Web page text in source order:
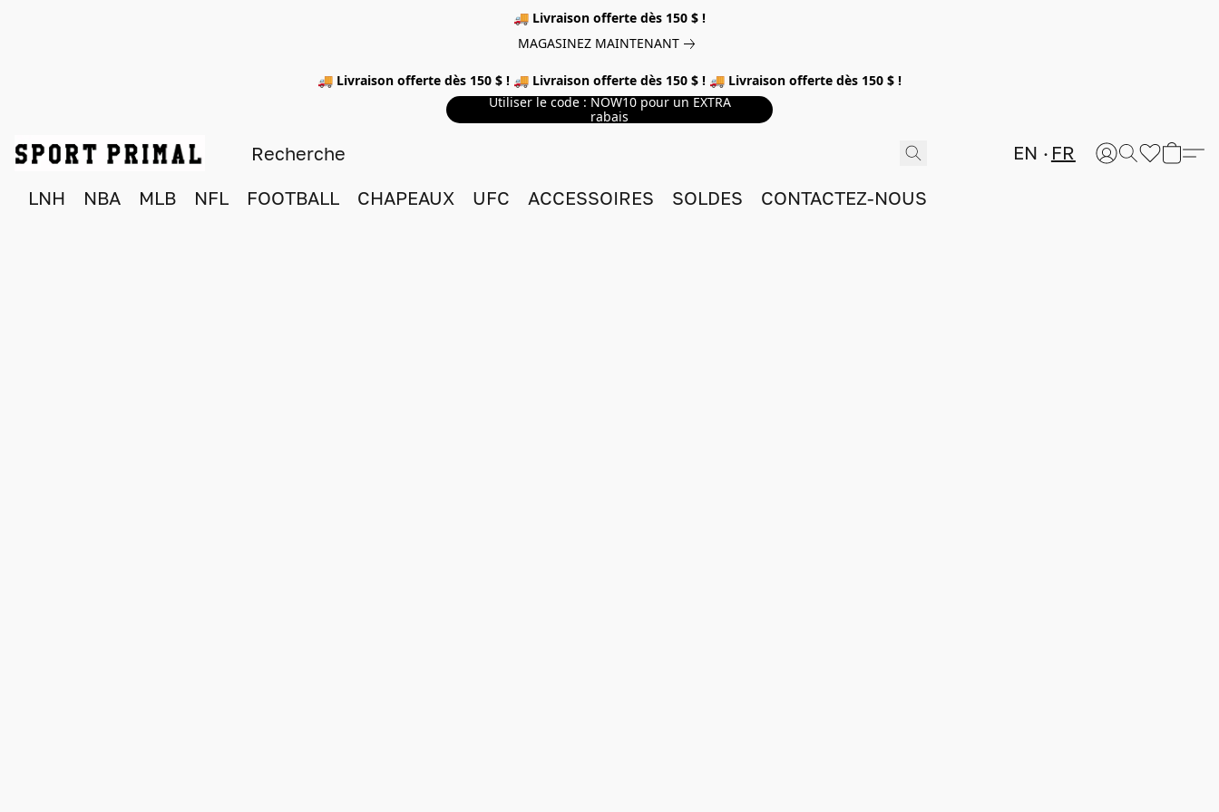
🚚 Livraison offerte dès 150 $ !
MAGASINEZ MAINTENANT
🚚 Livraison offerte dès 150 $ ! 🚚 Livraison offerte dès 150 $ ! 🚚 Livraison offerte dès 150 $ !
Utiliser le code : NOW10 pour un EXTRA
rabais
EN FR
LNH NBA MLB NFL FOOTBALL CHAPEAUX UFC ACCESSOIRES SOLDES CONTACTEZ-NOUS